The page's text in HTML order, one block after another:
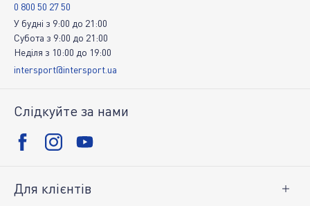
0 800 50 27 50
У будні з 9:00 до 21:00
Субота з 9:00 до 21:00
Неділя з 10:00 до 19:00
intersport@intersport.ua
Слідкуйте за нами
Для клієнтів